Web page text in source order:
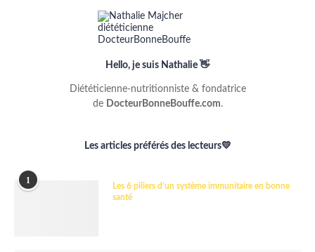
Hello, je suis Nathalie 👋
Diététicienne-nutritionniste & fondatrice
de DocteurBonneBouffe.com.
Les articles préférés des lecteurs💛
1
Les 6 piliers d’un système immunitaire en bonne
santé